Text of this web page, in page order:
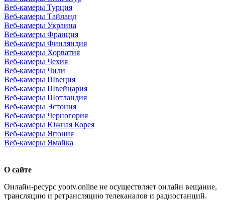
Веб-камеры Турция
Веб-камеры Тайланд
Веб-камеры Украина
Веб-камеры Франция
Веб-камеры Финляндия
Веб-камеры Хорватия
Веб-камеры Чехия
Веб-камеры Чили
Веб-камеры Швеция
Веб-камеры Швейцария
Веб-камеры Шотландия
Веб-камеры Эстония
Веб-камеры Черногория
Веб-камеры Южная Корея
Веб-камеры Япония
Веб-камеры Ямайка
О сайте
Онлайн-ресурс yootv.online не осуществляет онлайн вещание,
трансляцию и ретрансляцию телеканалов и радиостанций.